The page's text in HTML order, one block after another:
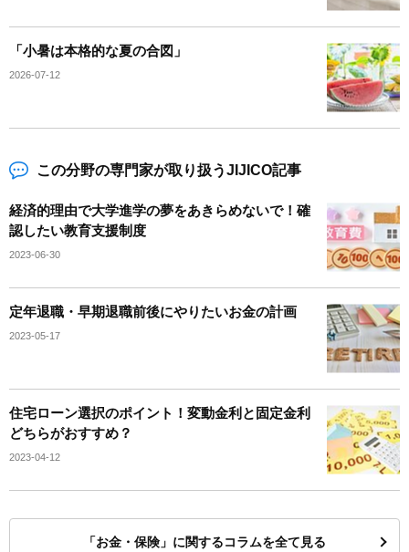
「小暑は本格的な夏の合図」
2026-07-12
この分野の専門家が取り扱うJIJICO記事
経済的理由で大学進学の夢をあきらめないで！確
認したい教育支援制度
2023-06-30
定年退職・早期退職前後にやりたいお金の計画
2023-05-17
住宅ローン選択のポイント！変動金利と固定金利
どちらがおすすめ？
2023-04-12
「お金・保険」に関するコラムを全て見る